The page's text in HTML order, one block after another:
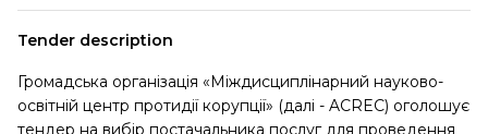
Tender description
Громадська організація «Міждисциплінарний науково-
освітній центр протидії корупції» (далі - ACREC) оголошує
тендер на вибір постачальника послуг для проведення